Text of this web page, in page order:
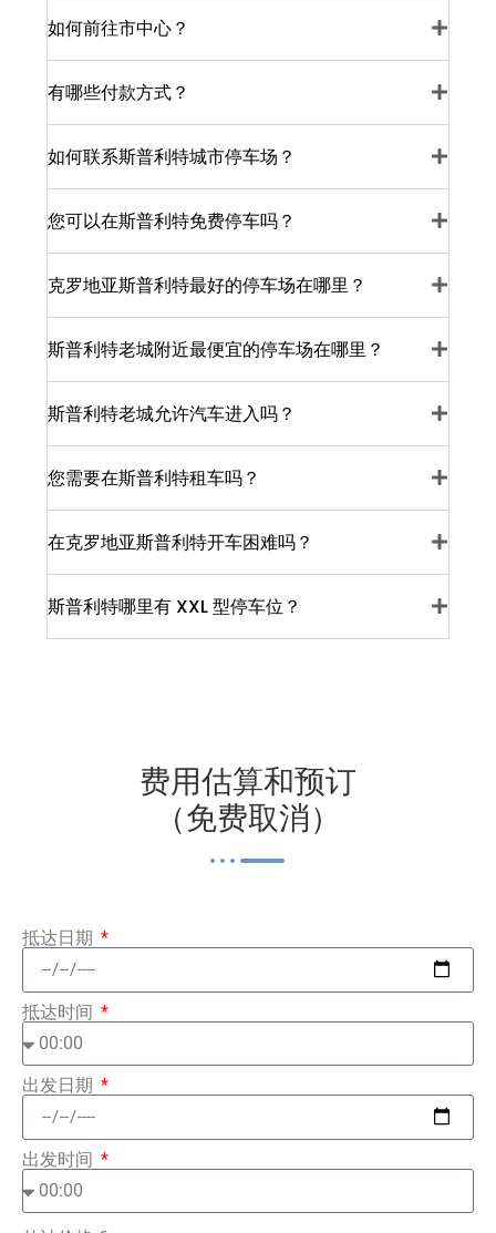
如何前往市中心？
有哪些付款方式？
如何联系斯普利特城市停车场？
您可以在斯普利特免费停车吗？
克罗地亚斯普利特最好的停车场在哪里？
斯普利特老城附近最便宜的停车场在哪里？
斯普利特老城允许汽车进入吗？
您需要在斯普利特租车吗？
在克罗地亚斯普利特开车困难吗？
斯普利特哪里有 XXL 型停车位？
费用估算和预订
（免费取消）
抵达日期
抵达时间
出发日期
出发时间